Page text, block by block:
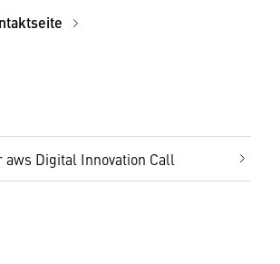
Digital Innovation Call